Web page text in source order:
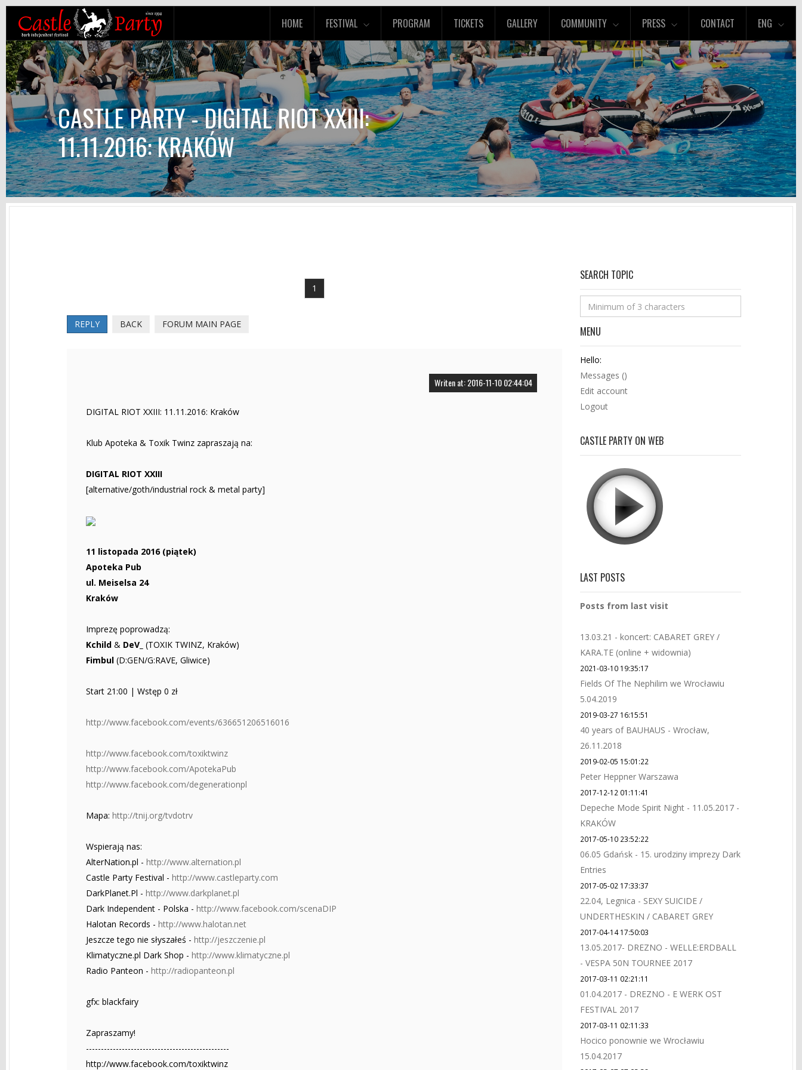
HOME FESTIVAL PROGRAM TICKETS GALLERY COMMUNITY PRESS CONTACT ENG
CASTLE PARTY - DIGITAL RIOT XXIII:
11.11.2016: KRAKÓW
1
REPLY BACK FORUM MAIN PAGE
Writen at: 2016-11-10 02:44:04
DIGITAL RIOT XXIII: 11.11.2016: Kraków
Klub Apoteka & Toxik Twinz zapraszają na:
DIGITAL RIOT XXIII
[alternative/goth/industrial rock & metal party]
11 listopada 2016 (piątek)
Apoteka Pub
ul. Meiselsa 24
Kraków
Imprezę poprowadzą:
Kchild & DeV_ (TOXIK TWINZ, Kraków)
Fimbul (D:GEN/G:RAVE, Gliwice)
Start 21:00 | Wstęp 0 zł
http://www.facebook.com/events/636651206516016
http://www.facebook.com/toxiktwinz
http://www.facebook.com/ApotekaPub
http://www.facebook.com/degenerationpl
Mapa: http://tnij.org/tvdotrv
Wspierają nas:
AlterNation.pl - http://www.alternation.pl
Castle Party Festival - http://www.castleparty.com
DarkPlanet.Pl - http://www.darkplanet.pl
Dark Independent - Polska - http://www.facebook.com/scenaDIP
Halotan Records - http://www.halotan.net
Jeszcze tego nie słyszałeś - http://jeszczenie.pl
Klimatyczne.pl Dark Shop - http://www.klimatyczne.pl
Radio Panteon - http://radiopanteon.pl
gfx: blackfairy
Zapraszamy!
------------------------------------------------
http://www.facebook.com/toxiktwinz
SEARCH TOPIC
MENU
Hello:
Messages ()
Edit account
Logout
CASTLE PARTY ON WEB
LAST POSTS
Posts from last visit
13.03.21 - koncert: CABARET GREY /
KARA.TE (online + widownia)
2021-03-10 19:35:17
Fields Of The Nephilim we Wrocławiu
5.04.2019
2019-03-27 16:15:51
40 years of BAUHAUS - Wrocław,
26.11.2018
2019-02-05 15:01:22
Peter Heppner Warszawa
2017-12-12 01:11:41
Depeche Mode Spirit Night - 11.05.2017 -
KRAKÓW
2017-05-10 23:52:22
06.05 Gdańsk - 15. urodziny imprezy Dark
Entries
2017-05-02 17:33:37
22.04, Legnica - SEXY SUICIDE /
UNDERTHESKIN / CABARET GREY
2017-04-14 17:50:03
13.05.2017- DREZNO - WELLE:ERDBALL
- VESPA 50N TOURNEE 2017
2017-03-11 02:21:11
01.04.2017 - DREZNO - E WERK OST
FESTIVAL 2017
2017-03-11 02:11:33
Hocico ponownie we Wrocławiu
15.04.2017